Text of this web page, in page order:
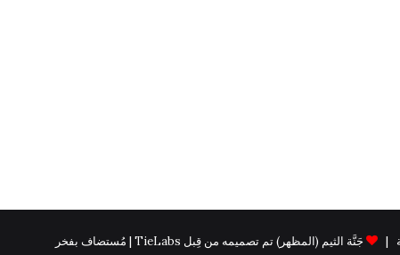
جَنَّة الثيم (المظهر) تم تصميمه من قِبل TieLabs | مُستضاف بفخر